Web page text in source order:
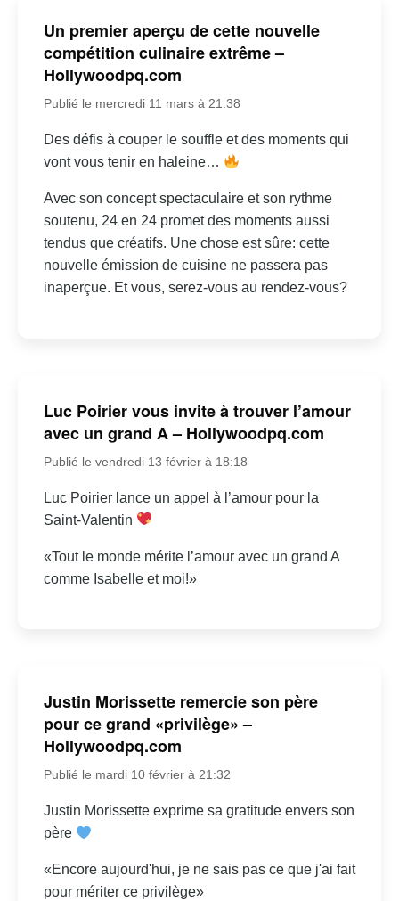
Un premier aperçu de cette nouvelle
compétition culinaire extrême –
Hollywoodpq.com
Publié le mercredi 11 mars à 21:38
Des défis à couper le souffle et des moments qui
vont vous tenir en haleine…
Avec son concept spectaculaire et son rythme
soutenu, 24 en 24 promet des moments aussi
tendus que créatifs. Une chose est sûre: cette
nouvelle émission de cuisine ne passera pas
inaperçue. Et vous, serez-vous au rendez-vous?
Luc Poirier vous invite à trouver l’amour
avec un grand A – Hollywoodpq.com
Publié le vendredi 13 février à 18:18
Luc Poirier lance un appel à l’amour pour la
Saint-Valentin
«Tout le monde mérite l’amour avec un grand A
comme Isabelle et moi!»
Justin Morissette remercie son père
pour ce grand «privilège» –
Hollywoodpq.com
Publié le mardi 10 février à 21:32
Justin Morissette exprime sa gratitude envers son
père
«Encore aujourd'hui, je ne sais pas ce que j'ai fait
pour mériter ce privilège»